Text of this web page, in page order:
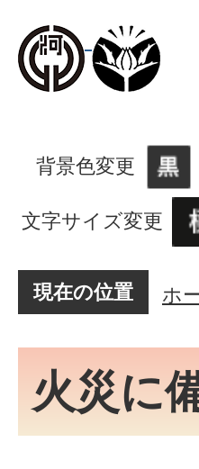
背景色変更
文字サイズ変更
現在の位置 ホ
火災に